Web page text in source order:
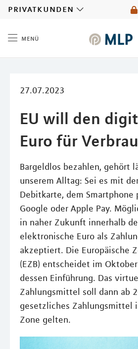
privatkunden
menü
27.07.2023
EU will den
Euro für
Bargeldlos bezahlen, gehört
unserem Alltag: Sei es mit
Debitkarte, dem Smartphone
Google oder Apple Pay.
in naher Zukunft innerhalb
elektronische Euro als
akzeptiert. Die Europäische
(EZB) entscheidet im
dessen Einführung. Das
Zahlungsmittel soll dann ab
gesetzliches Zahlungsmittel
Zone gelten.